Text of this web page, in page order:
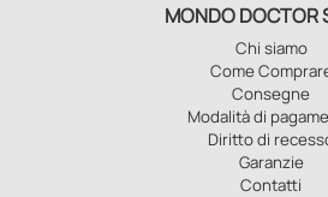
MONDO DOCTOR
Chi siamo
Come
Consegne
Modalità di
Diritto di
Garanzie
Contatti